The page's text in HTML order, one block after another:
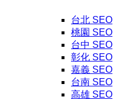
台北 SEO
桃園 SEO
台中 SEO
彰化 SEO
嘉義 SEO
台南 SEO
高雄 SEO